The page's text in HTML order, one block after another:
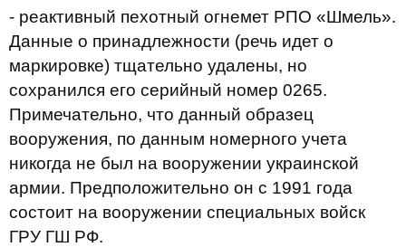
- реактивный пехотный огнемет РПО «Шмель».
Данные о принадлежности (речь идет о
маркировке) тщательно удалены, но
сохранился его серийный номер 0265.
Примечательно, что данный образец
вооружения, по данным номерного учета
никогда не был на вооружении украинской
армии. Предположительно он с 1991 года
состоит на вооружении специальных войск
ГРУ ГШ РФ.